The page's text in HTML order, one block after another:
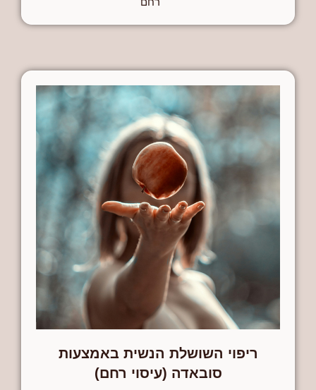
ריפוי השושלת הנשית באמצעות
סובאדה (עיסוי רחם)